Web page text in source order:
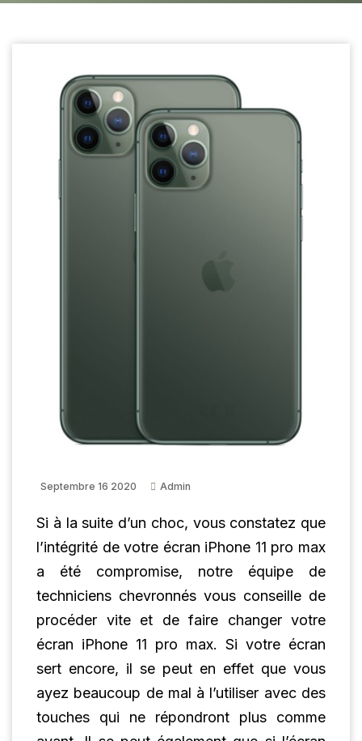
Septembre 16 2020 Admin
Si à la suite d’un choc, vous constatez que
l’intégrité de votre écran iPhone 11 pro max
a été compromise, notre équipe de
techniciens chevronnés vous conseille de
procéder vite et de faire changer votre
écran iPhone 11 pro max. Si votre écran
sert encore, il se peut en effet que vous
ayez beaucoup de mal à l’utiliser avec des
touches qui ne répondront plus comme